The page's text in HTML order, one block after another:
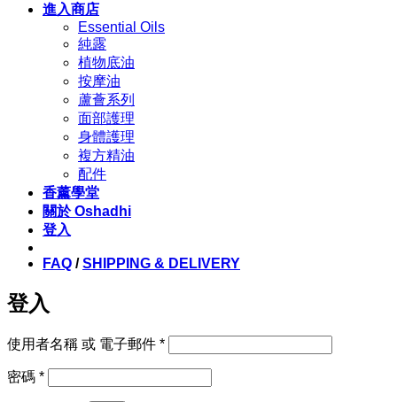
進入商店
Essential Oils
純露
植物底油
按摩油
蘆薈系列
面部護理
身體護理
複方精油
配件
香薰學堂
關於 Oshadhi
登入
FAQ /SHIPPING & DELIVERY
登入
使用者名稱 或 電子郵件 *必
密碼 *必